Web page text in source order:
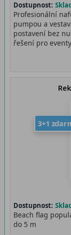
Dostupnost:
Profesionální
pumpou a
postavení bez
řešení pro
3+1
Dostupnost:
Beach flag
do 5 m